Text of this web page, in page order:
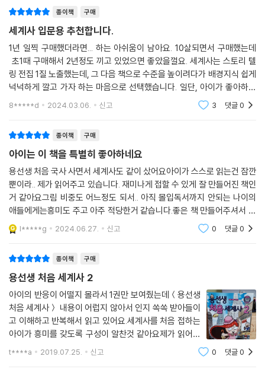
지루한 글과 난해한 설명은 확 줄였습니다. 페이지마다 재치 넘치는 삽화
를 담아 세계사의 핵심 장면을 가장 쉽게 이해할 수 있도록 구성했습니다.
글과 설명도 재밌게 읽을 수 있도록 배려했습니다. 반드시 알아야 할 단어
나 재미있는 장면은 독창적으로 디자인 한 다양한 폰트로 장식했습니다.
만리장성은 기다랗게 쌓은 성벽처럼 디자인하고, 끝없는 사막을 헤매는 상
인의 독백은 빙글빙글 도는 모양으로 장식하는 식이지요. 재치 넘치는 그
림과 글자를 꼼꼼히 살피는 것만으로도 세계사의 흐름을 쉽게 파악할 수
알쏭달쏭 퍼즐로 정리하고 신나는 놀이로 완성하고!
단순히 읽는 것으로 끝난다면 아쉽겠죠? 한 단락이 끝날 때마다 등장하는
[역사반 자유 시간] 코너에서는 해외여행을 떠난 용선생과 아이들이 겪게
되는 다양한 사건을 통해 역사적 주제를 깊이 생각해 볼 수 있도록 했습니
다. 또 대단원이 끝날 때마다 [정리왕]을 통해 배운 내용을 되새기고, [숨
은 키워드 찾기]를 통해 여러 가지 역사 용어를 알쏭달쏭한 퍼즐로 공부할
이들이 좋아하는 다양한 활동을 통해 이번 시간에 배운 내용을 돌이켜 볼
수 있도록 구성한 코너입니다. 알쏭달쏭한 퍼즐과 신나는 놀이로 풀어가는
역사 공부! 이제 《용선생 처음 세계사》로 시작하세요.
종이책 구매
세계사 입문용 추천합니다.
1년 일찍 구매했더라면... 하는 아쉬움이 남아요. 10살되면서 구매했는데
초1때 구매해서 2년정도 끼고 있었으면 좋았을껄요. 세계사는 스토리 텔
링 전집 1질 노출했는데, 그 다음 책으로 수준을 높이려다가 배경지식 쉽게
넉넉하게 깔고 가자 하는 마음으로 선택했습니다. 일단, 아이가 좋아하고
잘보는게 1차 목적이니까요. (머리속에 남고,, 안남고는.. 뭐. ^^;;;) 구매하
8*****d 2024.03.06. 신고 3 댓글0
종이책 구매
아이는 이 책을 특별히 좋아하네요
용선생 처음 국사 사면서 세계사도 같이 샀어요아이가 스스로 읽는건 잠깐
뿐이라.. 제가 읽어주고 있습니다. 재미나게 접할 수 있게 잘 만들어진 책인
거 같아요그림 비중도 어느정도 되서.. 아직 몰입독서까지 안되는 나이의
애들에게는흥미도 주고 아주 적당한거 같습니다.좋은 책 만들어주셔서 감
사합니다
l*****g 2024.06.27. 신고 0 댓글0
종이책 구매
용선생 처음 세계사 2
아이의 반응이 어떨지 몰라서 1권만 보여줬는데＜용선생
처음 세계사＞ 내용이 어럽지 않아서 인지 쏙쏙 받아들이
고 이해하고 반복해서 읽고 있어요.세계사를 처음 접하는
아이가 흥미를 갖도록 구성이 알찬것 같아요제가 읽어도
재미있네요 ㅎㅎ 집에 거의 전시용이나 다름 없던 세계사
t****a 2019.07.25. 신고 0 댓글0